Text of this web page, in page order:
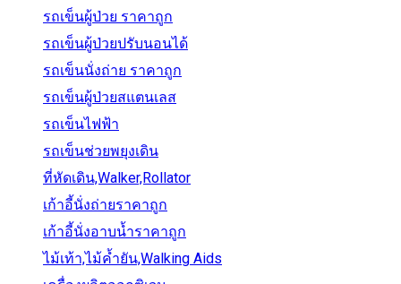
รถเข็นผู้ป่วย ราคาถูก
รถเข็นผู้ป่วยปรับนอนได้
รถเข็นนั่งถ่าย ราคาถูก
รถเข็นผู้ป่วยสแตนเลส
รถเข็นไฟฟ้า
รถเข็นช่วยพยุงเดิน
ที่หัดเดิน,Walker,Rollator
เก้าอี้นั่งถ่ายราคาถูก
เก้าอี้นั่งอาบน้ำราคาถูก
ไม้เท้า,ไม้ค้ำยัน,Walking Aids